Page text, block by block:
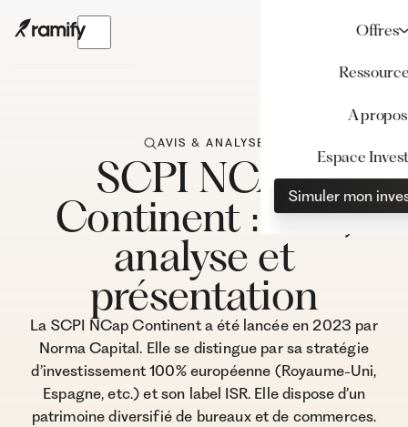
Offres
A propos
Espace
Simuler mon
AVIS & ANALYSE
SCPI NCAP
Continent : Avis,
analyse et
présentation
La SCPI NCap Continent a été lancée en 2023 par
Norma Capital. Elle se distingue par sa stratégie
d’investissement 100% européenne (Royaume-Uni,
Espagne, etc.) et son label ISR. Elle dispose d’un
patrimoine diversifié de bureaux et de commerces.